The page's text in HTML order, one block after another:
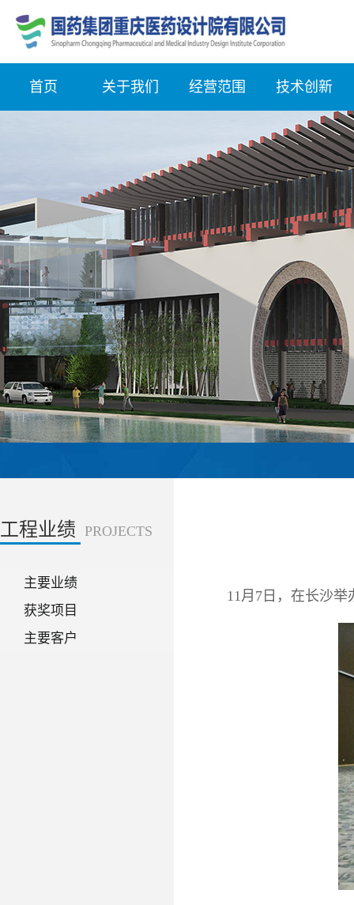
首页 关于我们 经营范围 技术创新
工程业绩 PROJECTS
主要业绩
获奖项目
主要客户
11月7日，在长沙